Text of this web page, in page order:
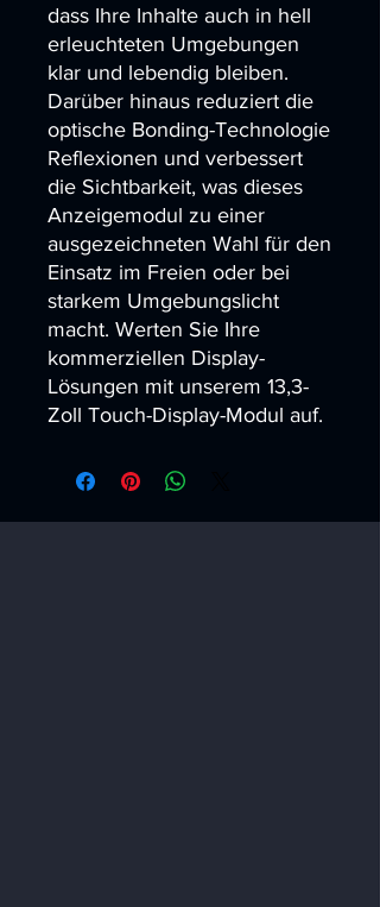
dass Ihre Inhalte auch in hell
erleuchteten Umgebungen
klar und lebendig bleiben.
Darüber hinaus reduziert die
optische Bonding-Technologie
Reflexionen und verbessert
die Sichtbarkeit, was dieses
Anzeigemodul zu einer
ausgezeichneten Wahl für den
Einsatz im Freien oder bei
starkem Umgebungslicht
macht. Werten Sie Ihre
kommerziellen Display-
Lösungen mit unserem 13,3-
Zoll Touch-Display-Modul auf.